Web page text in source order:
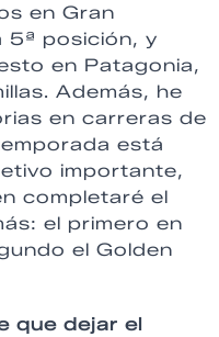
en Gran
5ª posición, y
en Patagonia,
Además, he
en carreras de
está
importante,
completaré el
el primero en
el Golden
que dejar el